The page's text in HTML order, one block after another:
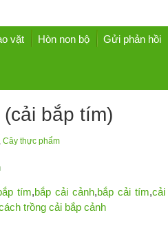
vặt Hòn non bộ Gửi phản hồi
bắp tím)
Cây thực phẩm
tím,bắp cải cảnh,bắp cải tím,cải
trồng cải bắp cảnh